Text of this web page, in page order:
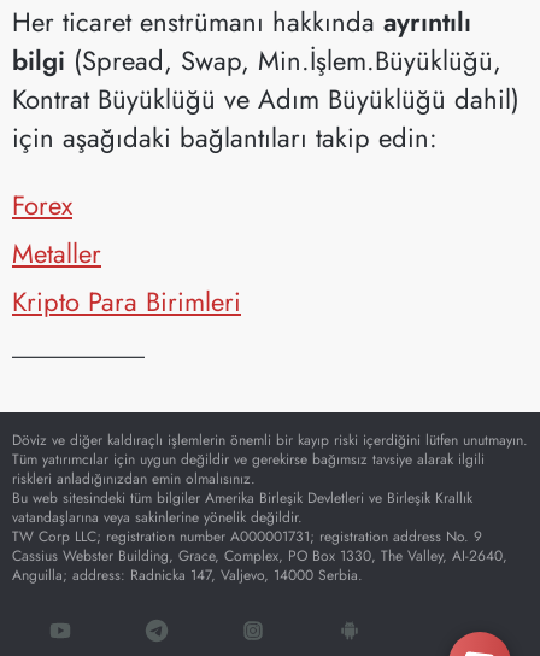
Her ticaret enstrümanı hakkında ayrıntılı
bilgi (Spread, Swap, Min.İşlem.Büyüklüğü,
Kontrat Büyüklüğü ve Adım Büyüklüğü dahil)
için aşağıdaki bağlantıları takip edin:
Forex
Metaller
Kripto Para Birimleri
Döviz ve diğer kaldıraçlı işlemlerin önemli bir kayıp riski içerdiğini lütfen unutmayın.
Tüm yatırımcılar için uygun değildir ve gerekirse bağımsız tavsiye alarak ilgili
riskleri anladığınızdan emin olmalısınız.
Bu web sitesindeki tüm bilgiler Amerika Birleşik Devletleri ve Birleşik Krallık
vatandaşlarına veya sakinlerine yönelik değildir.
TW Corp LLC; registration number A000001731; registration address No. 9
Cassius Webster Building, Grace, Complex, PO Box 1330, The Valley, AI-2640,
Anguilla; address: Radnicka 147, Valjevo, 14000 Serbia.